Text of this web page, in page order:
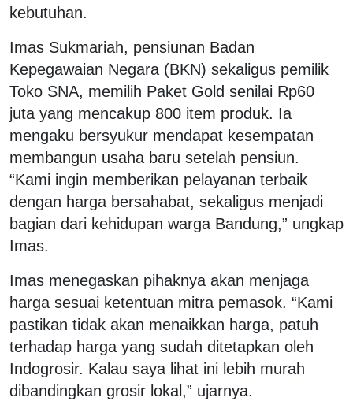
kebutuhan.
Imas Sukmariah, pensiunan Badan
Kepegawaian Negara (BKN) sekaligus pemilik
Toko SNA, memilih Paket Gold senilai Rp60
juta yang mencakup 800 item produk. Ia
mengaku bersyukur mendapat kesempatan
membangun usaha baru setelah pensiun.
“Kami ingin memberikan pelayanan terbaik
dengan harga bersahabat, sekaligus menjadi
bagian dari kehidupan warga Bandung,” ungkap
Imas.
Imas menegaskan pihaknya akan menjaga
harga sesuai ketentuan mitra pemasok. “Kami
pastikan tidak akan menaikkan harga, patuh
terhadap harga yang sudah ditetapkan oleh
Indogrosir. Kalau saya lihat ini lebih murah
dibandingkan grosir lokal,” ujarnya.